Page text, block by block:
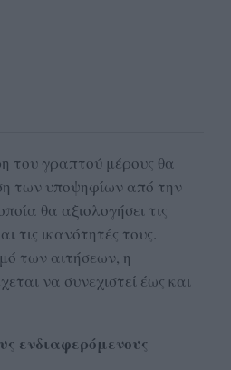
του γραπτού μέρους θα
των υποψηφίων από την
θα αξιολογήσει τις
τις ικανότητές τους.
των αιτήσεων, η
να συνεχιστεί έως και
ενδιαφερόμενους